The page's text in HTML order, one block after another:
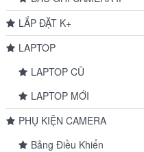
LẮP ĐẶT K+
LAPTOP
LAPTOP CŨ
LAPTOP MỚI
PHỤ KIỆN CAMERA
Bảng Điều Khiển